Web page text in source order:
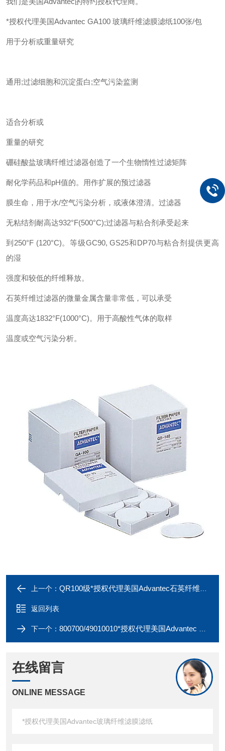
*授权代理美国Advantec GA100 玻璃纤维滤膜滤纸100张/包
用于分析或重量研究
通用;过滤细胞和沉淀蛋白;空气污染监测
适合分析或
重量的研究
硼硅酸盐玻璃纤维过滤器创造了一个生物惰性过滤矩阵
耐化学药品和pH值的。用作扩展的预过滤器
膜生命，用于水/空气污染分析，或液体澄清。过滤器
无粘结剂耐高达932°F(500°C);过滤器与粘合剂承受起来
到250°F (120°C)。等级GC90, GS25和DP70与粘合剂提供更高
的湿
强度和较低的纤维释放。
石英纤维过滤器的微量金属含量非常低，可以承受
温度高达1832°F(1000°C)。用于高酸性气体的取样
温度或空气污染分析。
上一个： QR100级*授权代理美国Advantec石英纤维滤纸
返回列表
下一个： 800700/49010010*授权代理美国Advantec Nobuto过滤条
在线留言
ONLINE MESSAGE